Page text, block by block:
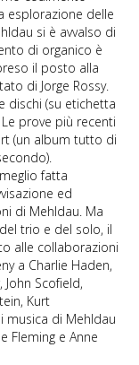
esplorazione delle
si è avvalso di
di organico è
il posto alla
di Jorge Rossy.
dischi (su etichetta
prove più recenti
(un album tutto di
fatta
ed
di Mehldau. Ma
trio e del solo, il
alle collaborazioni
a Charlie Haden,
Scofield,
Kurt
musica di Mehldau
Fleming e Anne